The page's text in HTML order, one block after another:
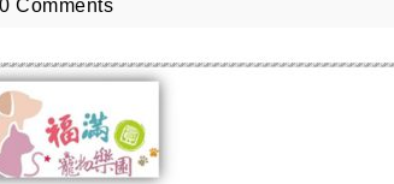
0 Comments